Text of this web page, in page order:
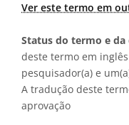
Ver este termo em
Status do termo e da
deste termo em
pesquisador(a) e
A tradução deste
aprovação